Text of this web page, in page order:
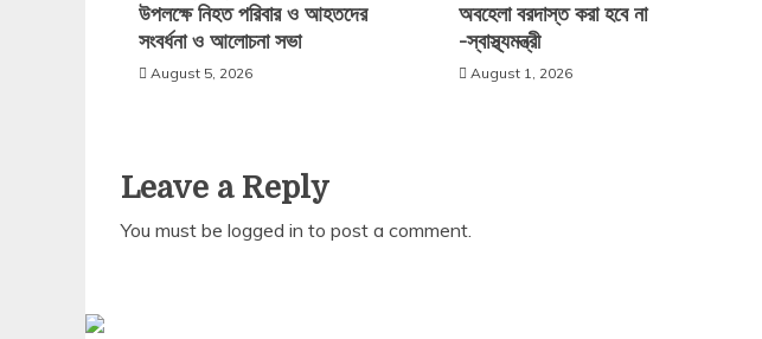
উপলক্ষে নিহত পরিবার ও আহতদের
সংবর্ধনা ও আলোচনা সভা
August 5, 2026
অবহেলা বরদাস্ত করা হবে না
-স্বাস্থ্যমন্ত্রী
August 1, 2026
Leave a Reply
You must be logged in to post a comment.